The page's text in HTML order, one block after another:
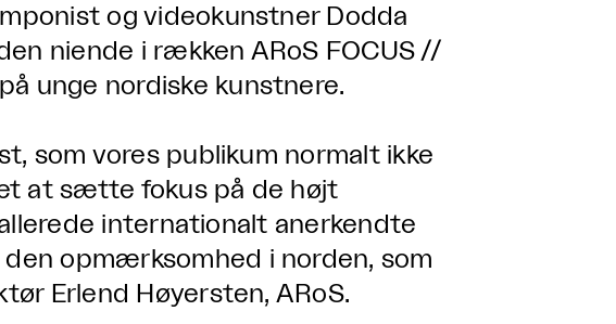
og videokunstner Dodda
niende i rækken ARoS FOCUS //
unge nordiske kunstnere.
som vores publikum normalt ikke
at sætte fokus på de højt
internationalt anerkendte
opmærksomhed i norden, som
Erlend Høyersten, ARoS.